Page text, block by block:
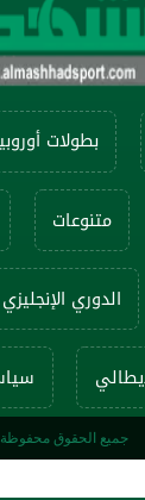
بطولات
متنوعات
الدوري الإنجليزي
جميع الحقوق